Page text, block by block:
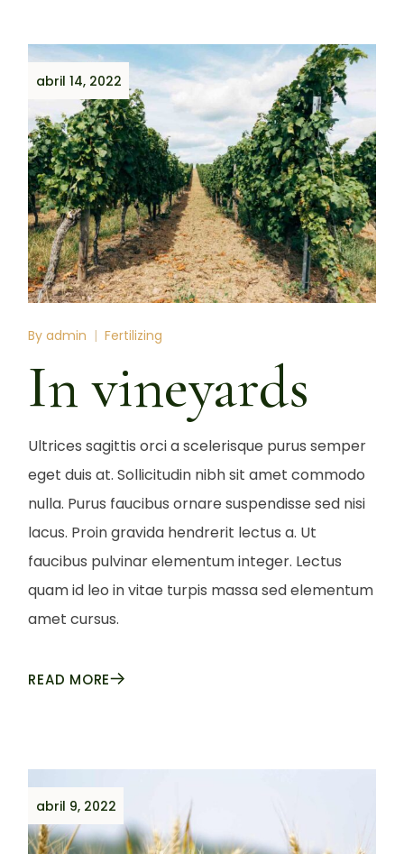
abril 14, 2022
By admin Fertilizing
In vineyards
Ultrices sagittis orci a scelerisque purus semper
eget duis at. Sollicitudin nibh sit amet commodo
nulla. Purus faucibus ornare suspendisse sed nisi
lacus. Proin gravida hendrerit lectus a. Ut
faucibus pulvinar elementum integer. Lectus
quam id leo in vitae turpis massa sed elementum
amet cursus.
READ MORE
abril 9, 2022